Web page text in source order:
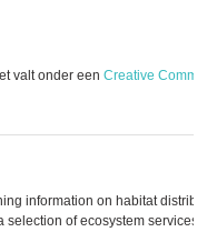
valt onder een Creative
information on habitat
of ecosystem services